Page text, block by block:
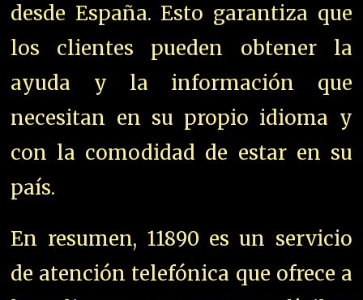
desde España. Esto garantiza que
los clientes pueden obtener la
ayuda y la información que
necesitan en su propio idioma y
con la comodidad de estar en su
país.
En resumen, 11890 es un servicio
de atención telefónica que ofrece a